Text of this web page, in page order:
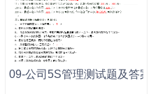
09-公司5S管理测试题及答案(